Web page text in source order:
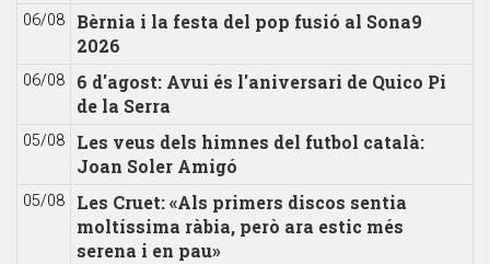
06/08
Bèrnia i la festa del pop fusió al Sona9
2026
06/08
6 d'agost: Avui és l'aniversari de Quico Pi
de la Serra
05/08
Les veus dels himnes del futbol català:
Joan Soler Amigó
05/08
Les Cruet: «Als primers discos sentia
moltíssima ràbia, però ara estic més
serena i en pau»